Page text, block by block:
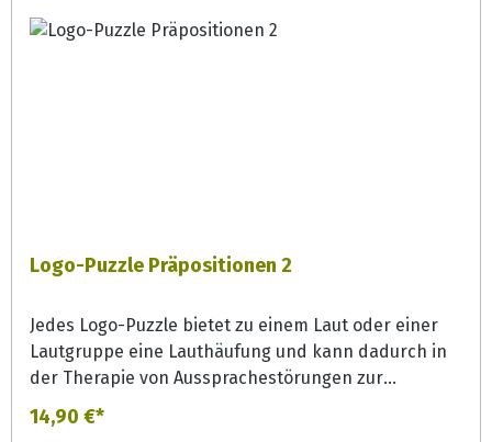
Logo-Puzzle Präpositionen 2
Jedes Logo-Puzzle bietet zu einem Laut oder einer
Lautgruppe eine Lauthäufung und kann dadurch in
der Therapie von Aussprachestörungen zur
Lautgeneralisierung effizient eingesetzt werden.
Aber auch in der Förderung bieten die Puzzles bunte
14,90 €*